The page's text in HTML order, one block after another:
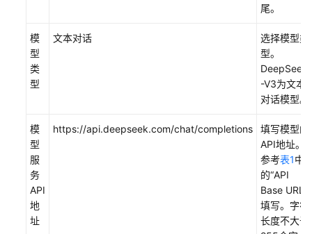
尾。
模
型
类
型
文本对话
选择模型类
型。
DeepSeek
-V3为文本
对话模型。
模
型
服
务
API
地
址
https://api.deepseek.com/chat/completions
填写模型的
API地址。
参考表1中
的“API
Base URL”
填写。字符
长度不大于